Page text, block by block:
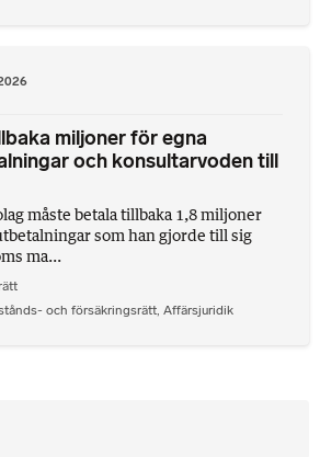
miljoner för egna
och konsultarvoden till
måste betala tillbaka 1,8 miljoner
som han gjorde till sig
ma...
och försäkringsrätt, Affärsjuridik